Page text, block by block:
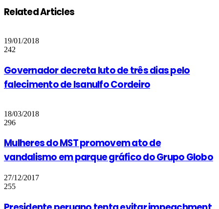
Related Articles
19/01/2018
242
Governador decreta luto de três dias pelo
falecimento de Isanulfo Cordeiro
18/03/2018
296
Mulheres do MST promovem ato de
vandalismo em parque gráfico do Grupo Globo
27/12/2017
255